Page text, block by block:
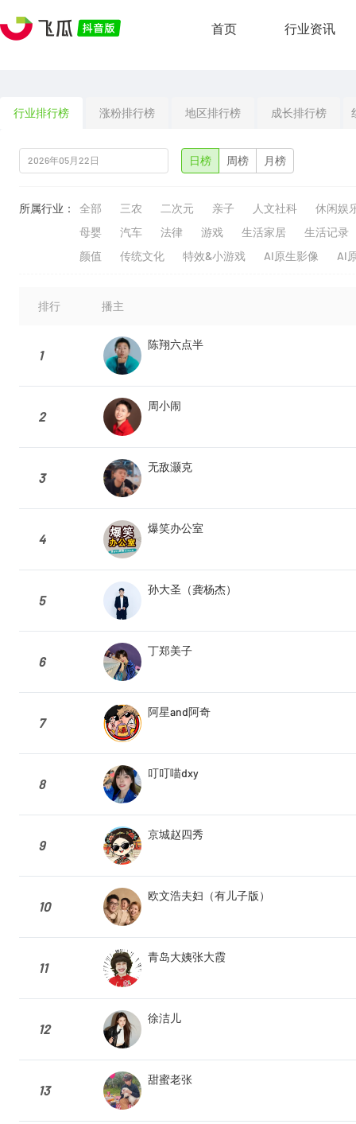
首页 行业资讯
行业排行榜 涨粉排行榜 地区排行榜 成长排行榜
日榜 周榜 月榜
所属行业： 全部 三农 二次元 亲子 人文社科
休闲娱
母婴
汽车 法律 游戏 生活家居
生活记录
颜值
传统文化 特效&小游戏 AI原生影像 AI
排行 播主
1
陈翔六点半
2
周小闹
3
无敌灏克
4
爆笑办公室
5
孙大圣（龚杨杰）
6
丁郑美子
7
阿星and阿奇
8
叮叮喵dxy
9
京城赵四秀
10
欧文浩夫妇（有儿子版）
11
青岛大姨张大霞
12
徐洁儿
13
甜蜜老张